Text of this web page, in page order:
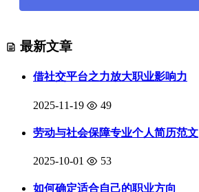
最新文章
借社交平台之力放大职业影响力
2025-11-19 49
劳动与社会保障专业个人简历范文
2025-10-01 53
如何确定适合自己的职业方向